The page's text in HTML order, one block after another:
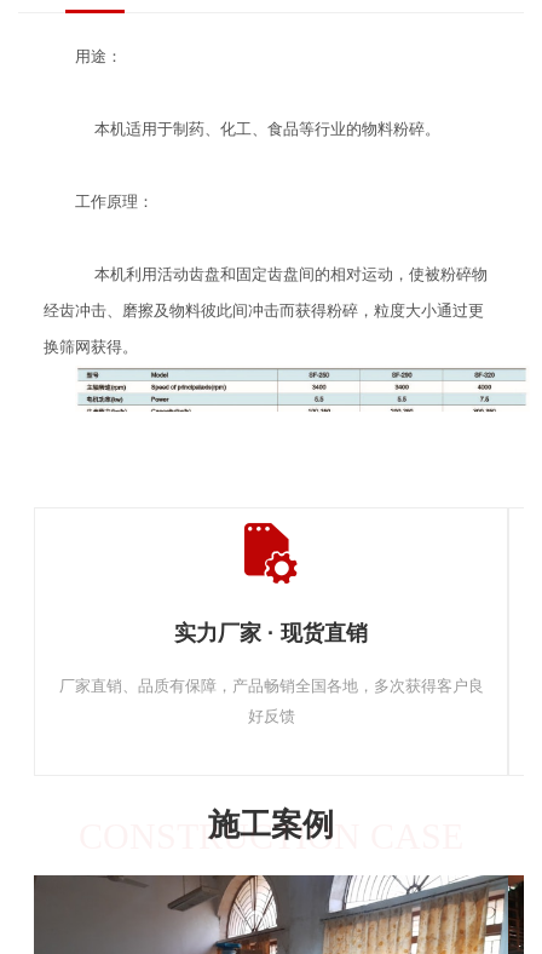
用途：
本机适用于制药、化工、食品等行业的物料粉碎。
工作原理：
本机利用活动齿盘和固定齿盘间的相对运动，使被粉碎物
经齿冲击、磨擦及物料彼此间冲击而获得粉碎，粒度大小通过更
换筛网获得。
实力厂家 · 现货直销
厂家直销、品质有保障，产品畅销全国各地，多次获得客户良
好反馈
施工案例
CONSTRUCTION CASE